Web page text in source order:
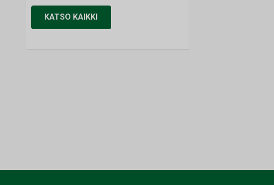
KATSO KAIKKI